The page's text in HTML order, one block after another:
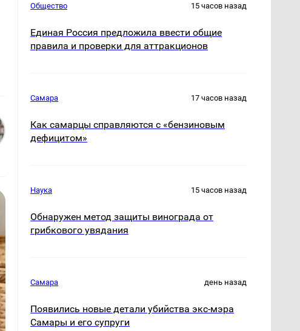
Общество 15 часов назад
Единая Россия предложила ввести общие
правила и проверки для аттракционов
Самара 17 часов назад
Как самарцы справляются с «бензиновым
дефицитом»
Наука 15 часов назад
Обнаружен метод защиты винограда от
грибкового увядания
Самара день назад
Появились новые детали убийства экс-мэра
Самары и его супруги